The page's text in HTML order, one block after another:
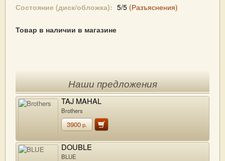
Состояние (диск/обложка): 5/5 (Разъяснения)
Товар в наличии в магазине
Наши предложения
TAJ MAHAL
Brothers
3900р.
DOUBLE
BLUE